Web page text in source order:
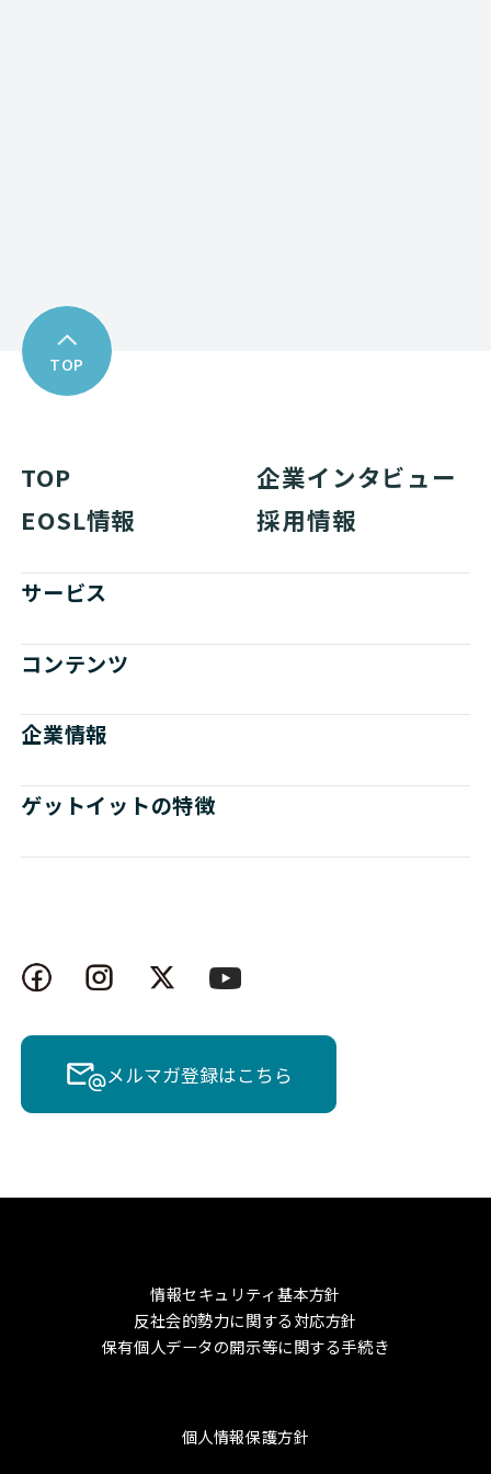
TOP
TOP
企業インタビュー
EOSL情報
採用情報
サービス
コンテンツ
企業情報
ゲットイットの特徴
メルマガ登録はこちら
情報セキュリティ基本方針
反社会的勢力に関する対応方針
保有個人データの開示等に関する手続き
個人情報保護方針